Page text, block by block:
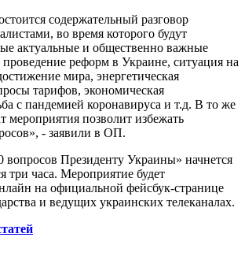
содержательный разговор
во время которого будут
актуальные и общественно важные
реформ в Украине, ситуация на
мира, энергетическая
тарифов, экономическая
с пандемией коронавируса и т.д. В то же
мероприятия позволит избежать
- заявили в ОП.
вопросов Президенту Украины» начнется
три часа. Мероприятие будет
на официальной фейсбук-странице
и ведущих украинских телеканалах.